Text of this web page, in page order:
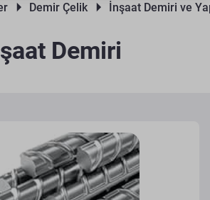
Demir Çelik İnşaat Demiri ve
Demiri